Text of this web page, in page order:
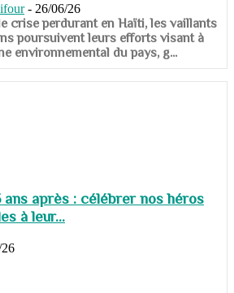
- 26/06/26
crise perdurant en Haïti, les vaillants
poursuivent leurs efforts visant à
environnemental du pays, g...
ans après : célébrer nos héros
à leur...